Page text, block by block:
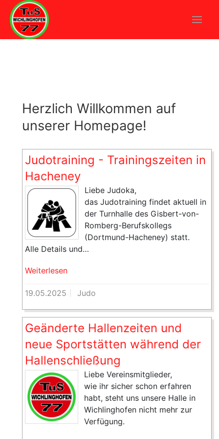
Herzlich Willkommen auf
unserer Homepage!
Judotraining - Trainingszeiten in
Hacheney
Liebe Judoka,
das Judotraining findet aktuell in
der Turnhalle des Gisbert-von-
Romberg-Berufskollegs
(Dortmund-Hacheney) statt.
Alle Details und…
Weiterlesen
19.05.2025 Judo
Geänderte Hallenzeiten und
neue Sportstätten während der
Hallenschließung
Liebe Vereinsmitglieder,
wie ihr sicher schon erfahren
habt, steht uns unsere Halle in
Wichlinghofen nicht mehr zur
Verfügung.